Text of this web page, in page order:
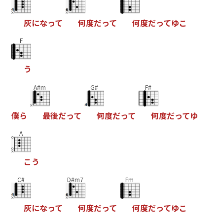
灰になって 何度だって 何度だってゆこ
F
う
僕ら
A#m
最後だって
G#
何度だって
F#
何度だってゆ
A
こ う
C#
灰になって
D#m7
何度だって
Fm
何度だってゆこ